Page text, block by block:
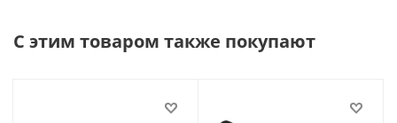
С этим товаром также покупают